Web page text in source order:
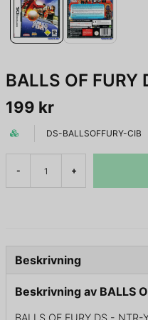
BALLS OF FURY
199 kr
DS-BALLSOFFURY-CIB
- +
Beskrivning
Beskrivning av BALLS